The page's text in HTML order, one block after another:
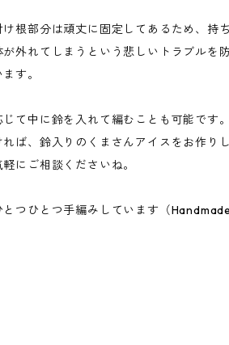
根部分は頑丈に固定してあるため、持
が外れてしまうという悲しいトラブルを
す。
て中に鈴を入れて編むことも可能です。
ば、鈴入りのくまさんアイスをお作り
にご相談くださいね。
つひとつ手編みしています（